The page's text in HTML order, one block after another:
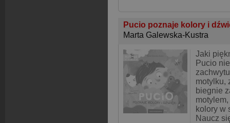
Pucio poznaje kolory i
Marta Galewska-Kustra
Jaki
Pucio
motylku,
biegnie
kolory w
Naucz